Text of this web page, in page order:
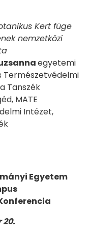
Kert füge
nemzetközi
egyetemi
Természetvédelmi
Tanszék
MATE
Intézet,
Egyetem
20.